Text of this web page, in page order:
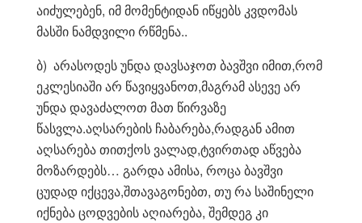
აიძულებენ, იმ მომენტიდან იწყებს კვდომას
მასში ნამდვილი რწმენა..
ბ) არასოდეს უნდა დავსაჯოთ ბავშვი იმით,რომ
ეკლესიაში არ წავიყვანოთ,მაგრამ ასევე არ
უნდა დავაძალოთ მათ წირვაზე
წასვლა.აღსარების ჩაბარება,რადგან ამით
აღსარება თითქოს ვალად,ტვირთად აწვება
მოზარდებს… გარდა ამისა, როცა ბავშვი
ცუდად იქცევა,შთავაგონებთ, თუ რა საშინელი
იქნება ცოდვების აღიარება, შემდეგ კი